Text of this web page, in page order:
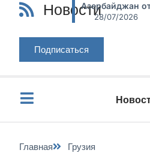
НовостиАзербайджан
28/07/2026
Подписаться
Главная Грузия